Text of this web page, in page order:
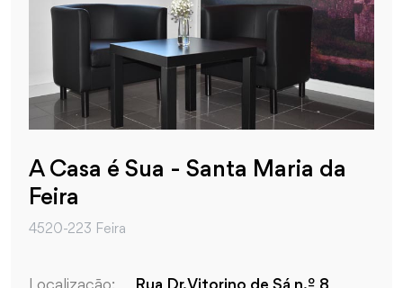
A Casa é Sua - Santa Maria da
Feira
4520-223 Feira